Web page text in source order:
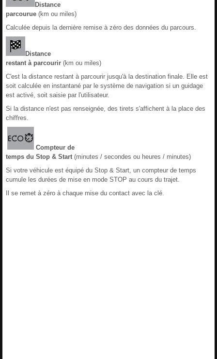
Distance
parcourue (km ou miles)
Calculée depuis la dernière remise à zéro des données du parcours.
Distance
restant à parcourir (km ou miles)
C'est la distance restant à parcourir jusqu'à la destination finale. Elle est
soit calculée en instantané par le système de navigation si un guidage
est activé, soit saisie par l'utilisateur.
Si la distance n'est pas renseignée, des tirets s'affichent à la place des
chiffres.
Compteur de
temps du Stop & Start (minutes / secondes ou heures / minutes)
Si votre véhicule est équipé du Stop & Start, un compteur de temps
cumule les durées de mise en mode STOP au cours du trajet.
Il se remet à zéro à chaque mise du contact avec la clé.